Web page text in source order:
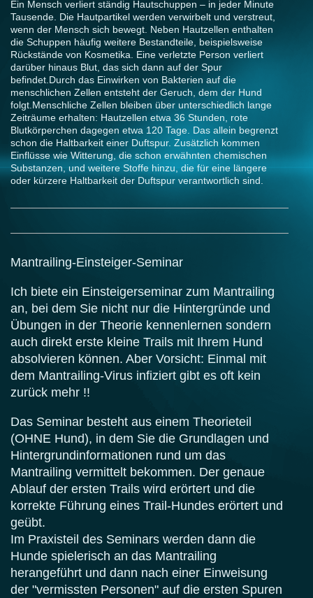
Ein Mensch verliert ständig Hautschuppen – in jeder Minute
Tausende. Die Hautpartikel werden verwirbelt und verstreut,
wenn der Mensch sich bewegt. Neben Hautzellen enthalten
die Schuppen häufig weitere Bestandteile, beispielsweise
Rückstände von Kosmetika. Eine verletzte Person verliert
darüber hinaus Blut, das sich dann auf der Spur
befindet.Durch das Einwirken von Bakterien auf die
menschlichen Zellen entsteht der Geruch, dem der Hund
folgt.Menschliche Zellen bleiben über unterschiedlich lange
Zeiträume erhalten: Hautzellen etwa 36 Stunden, rote
Blutkörperchen dagegen etwa 120 Tage. Das allein begrenzt
schon die Haltbarkeit einer Duftspur. Zusätzlich kommen
Einflüsse wie Witterung, die schon erwähnten chemischen
Substanzen, und weitere Stoffe hinzu, die für eine längere
oder kürzere Haltbarkeit der Duftspur verantwortlich sind.
Mantrailing-Einsteiger-Seminar
Ich biete ein Einsteigerseminar zum Mantrailing
an, bei dem Sie nicht nur die Hintergründe und
Übungen in der Theorie kennenlernen sondern
auch direkt erste kleine Trails mit Ihrem Hund
absolvieren können. Aber Vorsicht: Einmal mit
dem Mantrailing-Virus infiziert gibt es oft kein
zurück mehr !!
Das Seminar besteht aus einem Theorieteil
(OHNE Hund), in dem Sie die Grundlagen und
Hintergrundinformationen rund um das
Mantrailing vermittelt bekommen. Der genaue
Ablauf der ersten Trails wird erörtert und die
korrekte Führung eines Trail-Hundes erörtert und
geübt.
Im Praxisteil des Seminars werden dann die
Hunde spielerisch an das Mantrailing
herangeführt und dann nach einer Einweisung
der "vermissten Personen" auf die ersten Spuren